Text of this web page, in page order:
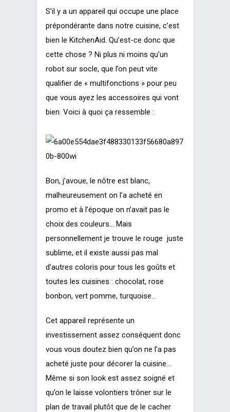
S’il y a un appareil qui occupe une place
prépondérante dans notre cuisine, c’est
bien le KitchenAid. Qu’est-ce donc que
cette chose ? Ni plus ni moins qu’un
robot sur socle, que l’on peut vite
qualifier de « multifonctions » pour peu
que vous ayez les accessoires qui vont
bien. Voici à quoi ça ressemble :
Bon, j’avoue, le nôtre est blanc,
malheureusement on l’a acheté en
promo et à l’époque on n’avait pas le
choix des couleurs… Mais
personnellement je trouve le rouge juste
sublime, et il existe aussi pas mal
d’autres coloris pour tous les goûts et
toutes les cuisines : chocolat, rose
bonbon, vert pomme, turquoise…
Cet appareil représente un
investissement assez conséquent donc
vous vous doutez bien qu’on ne l’a pas
acheté juste pour décorer la cuisine…
Même si son look est assez soigné et
qu’on le laisse volontiers trôner sur le
plan de travail plutôt que de le cacher